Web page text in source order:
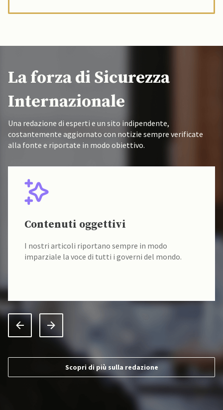
La forza di Sicurezza
Internazionale
Una redazione di esperti e un sito indipendente,
costantemente aggiornato con notizie sempre verificate
alla fonte e riportate in modo obiettivo.
Contenuti oggettivi
I nostri articoli riportano sempre in modo
imparziale la voce di tutti i governi del mondo.
Scopri di più sulla redazione